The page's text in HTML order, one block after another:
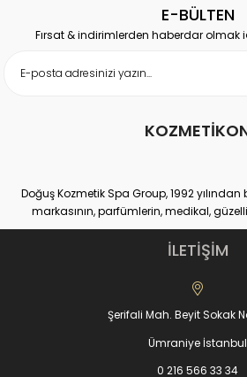
E-BÜLTEN
Fırsat & indirimlerden haberdar olmak
Doğuş Kozmetik Spa Group, 1992
markasının, parfümlerin, medikal,
ekipmanlarının hem distribütörlüğünü
yurtiçi ve yurtdışı binlerce müşteri
sektöründe Dünya lideri
ürünler alışveriş sitesiyle, %100 müşteri
gamıyla 2013 yılında hizmet vermeye
ticaret sitesinde satılan tüm kozmetik
Group’un kendi ürettiği veya distribütörü
Satışa sunduğumuz kozmetik ürünler ve
İLETİŞİM
Şerifali Mah. Beyit Sokak
Ümraniye İstanbul
0 216 566 33 34